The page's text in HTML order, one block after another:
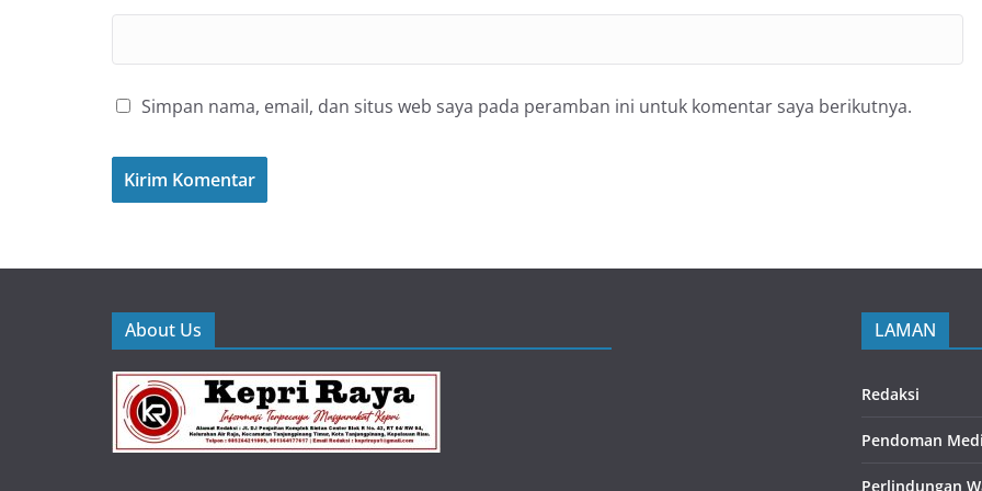
Simpan nama, email, dan situs web saya pada peramban ini untuk komentar saya berikutnya.
About Us LAMAN
Redaksi
Pendoman
Perlindungan